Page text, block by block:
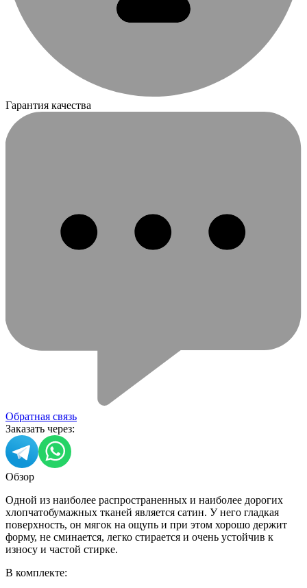
Гарантия качества
Обратная связь
Заказать через:
Обзор
Одной из наиболее распространенных и наиболее дорогих
хлопчатобумажных тканей является сатин. У него гладкая
поверхность, он мягок на ощупь и при этом хорошо держит
форму, не сминается, легко стирается и очень устойчив к
износу и частой стирке.
В комплекте: